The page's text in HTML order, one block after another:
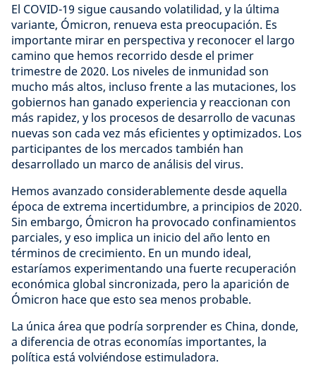
El COVID-19 sigue causando volatilidad, y la última
variante, Ómicron, renueva esta preocupación. Es
importante mirar en perspectiva y reconocer el largo
camino que hemos recorrido desde el primer
trimestre de 2020. Los niveles de inmunidad son
mucho más altos, incluso frente a las mutaciones, los
gobiernos han ganado experiencia y reaccionan con
más rapidez, y los procesos de desarrollo de vacunas
nuevas son cada vez más eficientes y optimizados. Los
participantes de los mercados también han
desarrollado un marco de análisis del virus.
Hemos avanzado considerablemente desde aquella
época de extrema incertidumbre, a principios de 2020.
Sin embargo, Ómicron ha provocado confinamientos
parciales, y eso implica un inicio del año lento en
términos de crecimiento. En un mundo ideal,
estaríamos experimentando una fuerte recuperación
económica global sincronizada, pero la aparición de
Ómicron hace que esto sea menos probable.
La única área que podría sorprender es China, donde,
a diferencia de otras economías importantes, la
política está volviéndose estimuladora.